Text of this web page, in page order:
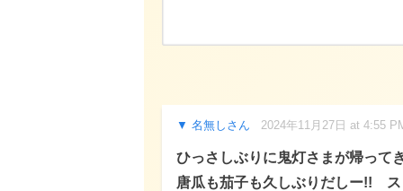
名無しさん 2024年11月27日 at 4:55
ひっさしぶりに鬼灯さまが帰って
唐瓜も茄子も久しぶりだしー!!